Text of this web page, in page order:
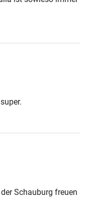
Schauburg freuen